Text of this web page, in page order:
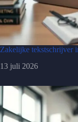
Zakelijke tekstschrijver
13 juli 2026